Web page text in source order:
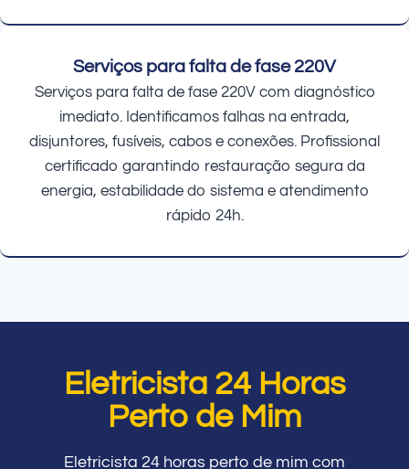
Serviços para falta de fase 220V
Serviços para falta de fase 220V com diagnóstico
imediato. Identificamos falhas na entrada,
disjuntores, fusíveis, cabos e conexões. Profissional
certificado garantindo restauração segura da
energia, estabilidade do sistema e atendimento
rápido 24h.
Eletricista 24 Horas
Perto de Mim
Eletricista 24 horas perto de mim com